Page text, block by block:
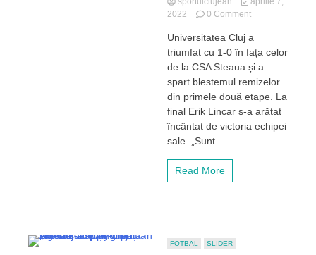
2022
0 Commenton
Lincar,
optimist
după
victoria
CSA
Steaua:
„Chiar
Universitatea Cluj a
triumfat cu 1-0 în fața celor
de la CSA Steaua și a
spart blestemul remizelor
din primele două etape. La
final Erik Lincar s-a arătat
încântat de victoria echipei
sale. „Sunt...
Read More
FOTBAL SLIDER